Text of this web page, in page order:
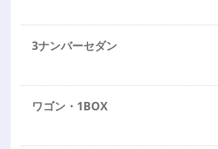
3ナンバーセダン
ワゴン・1BOX